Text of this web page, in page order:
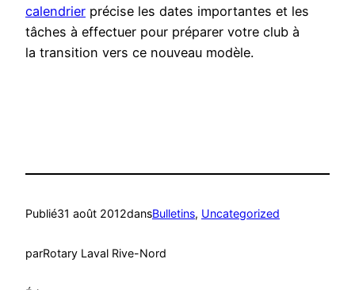
calendrier précise les dates importantes et les
tâches à effectuer pour préparer votre club à
la transition vers ce nouveau modèle.
Publié31 août 2012dansBulletins, Uncategorized
parRotary Laval Rive-Nord